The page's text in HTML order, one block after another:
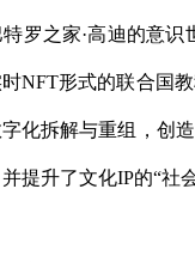
罗之家·高迪的意
NFT形式的联合国
化拆解与重组，创
提升了文化IP的“社会